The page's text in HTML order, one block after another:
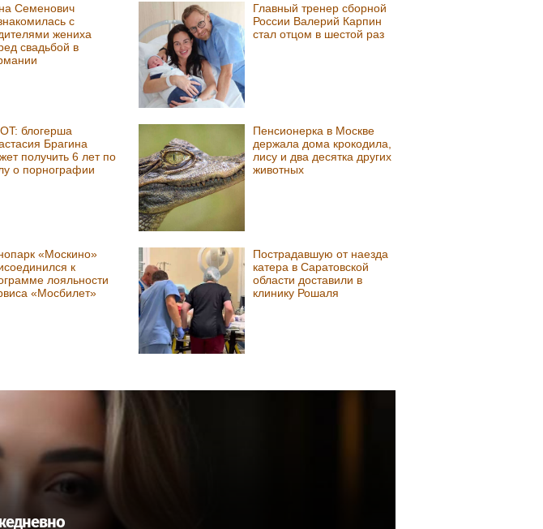
Семенович
с
жениха
свадьбой в
Главный тренер сборной
России Валерий Карпин
стал отцом в шестой раз
блогерша
Брагина
получить 6 лет по
о порнографии
Пенсионерка в Москве
держала дома крокодила,
лису и два десятка других
животных
«Москино»
к
лояльности
«Мосбилет»
Пострадавшую от наезда
катера в Саратовской
области доставили в
клинику Рошаля